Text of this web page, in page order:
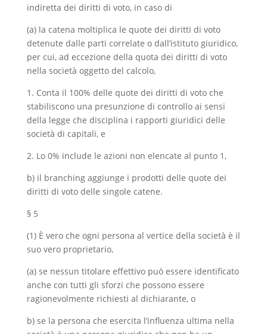
indiretta dei diritti di voto, in caso di
(a) la catena moltiplica le quote dei diritti di voto
detenute dalle parti correlate o dall’istituto giuridico,
per cui, ad eccezione della quota dei diritti di voto
nella società oggetto del calcolo,
1. Conta il 100% delle quote dei diritti di voto che
stabiliscono una presunzione di controllo ai sensi
della legge che disciplina i rapporti giuridici delle
società di capitali, e
2. Lo 0% include le azioni non elencate al punto 1,
b) il branching aggiunge i prodotti delle quote dei
diritti di voto delle singole catene.
§ 5
(1) È vero che ogni persona al vertice della società è il
suo vero proprietario,
(a) se nessun titolare effettivo può essere identificato
anche con tutti gli sforzi che possono essere
ragionevolmente richiesti al dichiarante, o
b) se la persona che esercita l’influenza ultima nella